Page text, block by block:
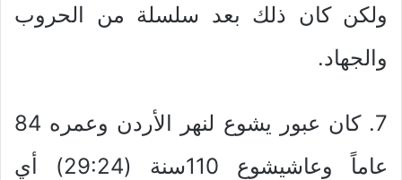
ولكن كان ذلك بعد سلسلة من الحروب
والجهاد.
7. كان عبور يشوع لنهر الأردن وعمره 84
عاماً وعاشيشوع 110سنة (29:24) أي